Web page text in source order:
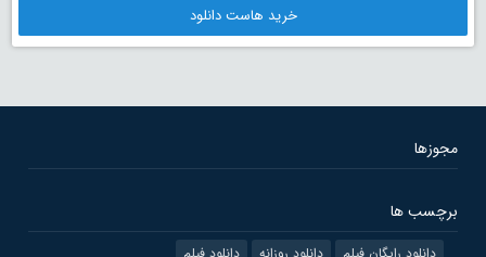
خرید هاست دانلود
مجوزها
برچسب ها